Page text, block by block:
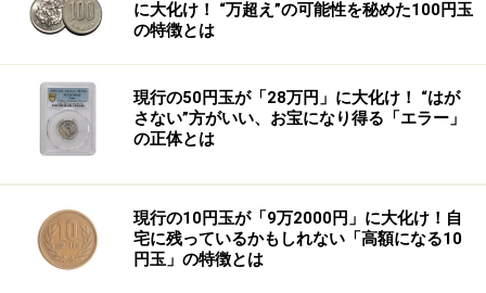
甲子園の熱闘試合は、あえなくノーゲー
ム！
一方関西では、高校野球も「ゲリラ豪雨」のとばっちり
に見舞われています。8月6日、近畿地方の広い範囲を激
に大化け！ “万超え”の可能性を秘めた100円玉
の特徴とは
現行の50円玉が「28万円」に大化け！ “はが
さない”方がいい、お宝になり得る「エラー」
の正体とは
現行の10円玉が「9万2000円」に大化け！自
宅に残っているかもしれない「高額になる10
円玉」の特徴とは